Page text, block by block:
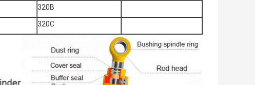
320B
320C